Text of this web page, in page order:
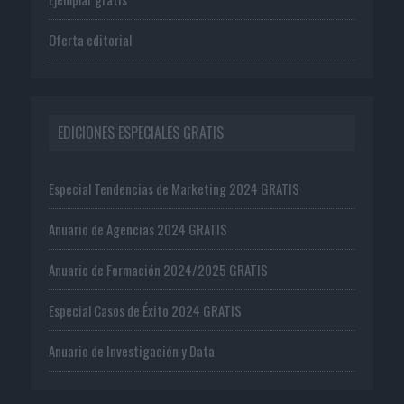
Oferta editorial
EDICIONES ESPECIALES GRATIS
Especial Tendencias de Marketing 2024 GRATIS
Anuario de Agencias 2024 GRATIS
Anuario de Formación 2024/2025 GRATIS
Especial Casos de Éxito 2024 GRATIS
Anuario de Investigación y Data